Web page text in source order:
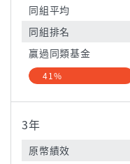
同組平均
同組排名
贏過同類基金
41%
3年
原幣績效